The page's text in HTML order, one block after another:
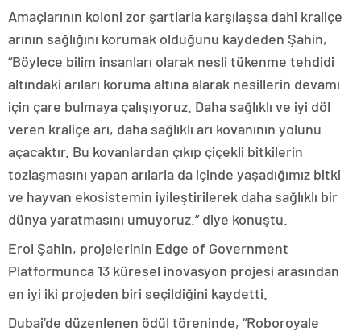
Amaçlarının koloni zor şartlarla karşılaşsa dahi kraliçe
arının sağlığını korumak olduğunu kaydeden Şahin,
“Böylece bilim insanları olarak nesli tükenme tehdidi
altındaki arıları koruma altına alarak nesillerin devamı
için çare bulmaya çalışıyoruz. Daha sağlıklı ve iyi döl
veren kraliçe arı, daha sağlıklı arı kovanının yolunu
açacaktır. Bu kovanlardan çıkıp çiçekli bitkilerin
tozlaşmasını yapan arılarla da içinde yaşadığımız bitki
ve hayvan ekosistemin iyileştirilerek daha sağlıklı bir
dünya yaratmasını umuyoruz.” diye konuştu.
Erol Şahin, projelerinin Edge of Government
Platformunca 13 küresel inovasyon projesi arasından
en iyi iki projeden biri seçildiğini kaydetti.
Dubai’de düzenlenen ödül töreninde, “Roboroyale